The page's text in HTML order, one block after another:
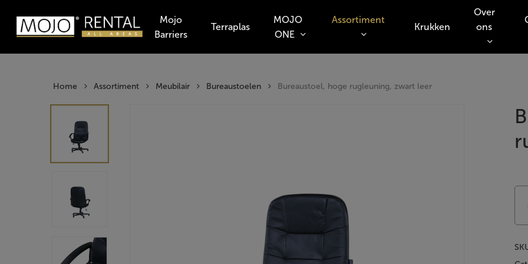
main
content
Mojo
Barriers
Terraplas
MOJO
ONE
Assortiment
Krukken
Over
ons
Home Assortiment Meubilair Bureaustoelen Bureaustoel, hoge rugleuning, zwart leer